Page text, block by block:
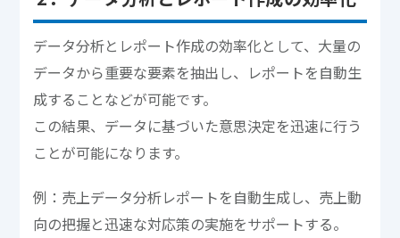
データ分析とレポート作成の効率化として、大量の
データから重要な要素を抽出し、レポートを自動生
成することなどが可能です。
この結果、データに基づいた意思決定を迅速に行う
ことが可能になります。
例：売上データ分析レポートを自動生成し、売上動
向の把握と迅速な対応策の実施をサポートする。